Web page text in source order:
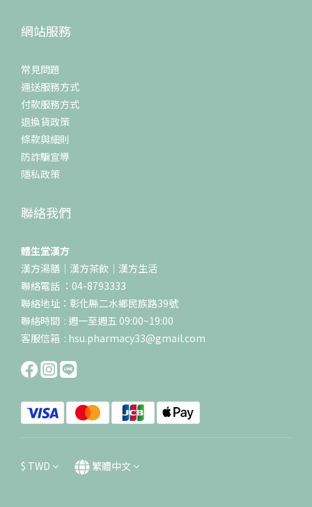
網站服務
常見問題
運送服務方式
付款服務方式
退換貨政策
條款與細則
防詐騙宣導
隱私政策
聯絡我們
體生堂漢方
漢方湯膳｜漢方茶飲｜漢方生活
聯絡電話 ：04-8793333
聯絡地址：彰化縣二水鄉民族路39號
聯絡時間 : 週一至週五 09:00~19:00
客服信箱 : hsu.pharmacy33@gmail.com
$ TWD 繁體中文